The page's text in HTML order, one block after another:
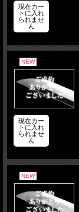
現在カー
トに入れ
られませ
ん
NEW
現在カー
トに入れ
られませ
ん
NEW